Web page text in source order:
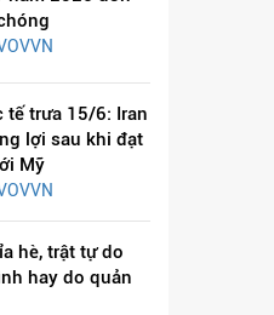
tế trưa 15/6: Iran
lợi sau khi đạt
Mỹ
hè, trật tự do
hay do quản